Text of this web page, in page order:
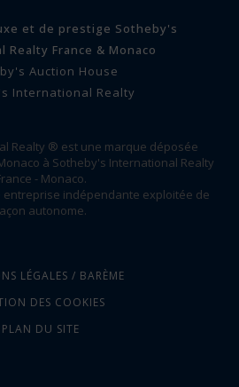
et de prestige Sotheby's
Realty France & Monaco
Auction House
International Realty
Realty ® est une marque déposée
à Sotheby's International Realty
- Monaco.
entreprise indépendante exploitée de
autonome.
LÉGALES / BARÈME
DES COOKIES
PLAN DU SITE